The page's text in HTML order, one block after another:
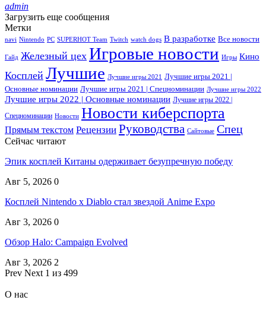
admin
Загрузить еще сообщения
Метки
navi Nintendo PC SUPERHOT Team Twitch watch dogs В разработке Все новости
Гайд Железный цех Игровые новости Игры Кино
Косплей Лучшие Лучшие игры 2021
Лучшие игры 2021 |
Основные номинации Лучшие игры 2021 | Спецноминации Лучшие игры 2022
Лучшие игры 2022 | Основные номинации Лучшие игры 2022 |
Спецноминации Новости Новости киберспорта
Прямым текстом Рецензии Руководства Сайтовые Спец
Сейчас читают
Эпик косплей Китаны одерживает безупречную победу
Авг 5, 2026 0
Косплей Nintendo x Diablo стал звездой Anime Expo
Авг 3, 2026 0
Обзор Halo: Campaign Evolved
Авг 3, 2026 2
Prev Next 1 из 499
О нас